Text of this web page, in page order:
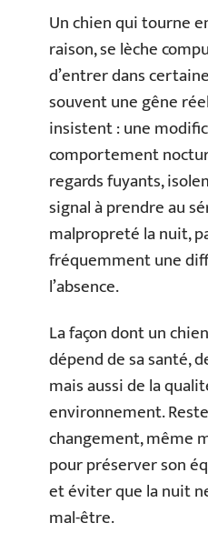
Un chien qui tourne
raison, se lèche
d’entrer dans
souvent une gêne
insistent : une
comportement
regards fuyants,
signal à prendre au
malpropreté la nuit,
fréquemment une
l’absence.
La façon dont un
dépend de sa santé,
mais aussi de la
environnement.
changement, même
pour préserver son
et éviter que la nuit
mal-être.